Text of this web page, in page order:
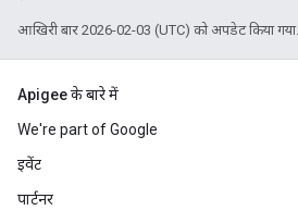
आखिरी बार 2026-02-03 (UTC) को अपडेट किया गया.
Apigee के बारे में
We're part of Google
इवेंट
पार्टनर